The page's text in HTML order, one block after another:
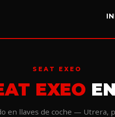
SEAT EXEO
EXEO
en llaves de coche — Utrera,